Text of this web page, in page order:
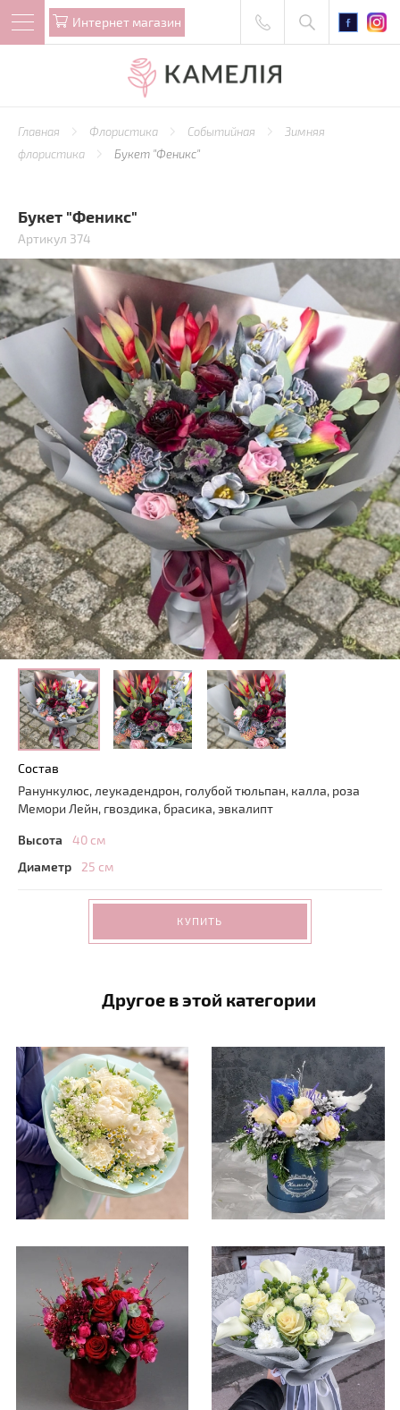
Интернет магазин
Главная Флористика Событийная
Зимняя
флористика
Букет "Феникс"
Букет "Феникс"
Артикул 374
Состав
Ранункулюс, леукадендрон, голубой тюльпан, калла, роза
Мемори Лейн, гвоздика, брасика, эвкалипт
Высота
40 см
Диаметр
25 см
КУПИТЬ
Другое в этой категории